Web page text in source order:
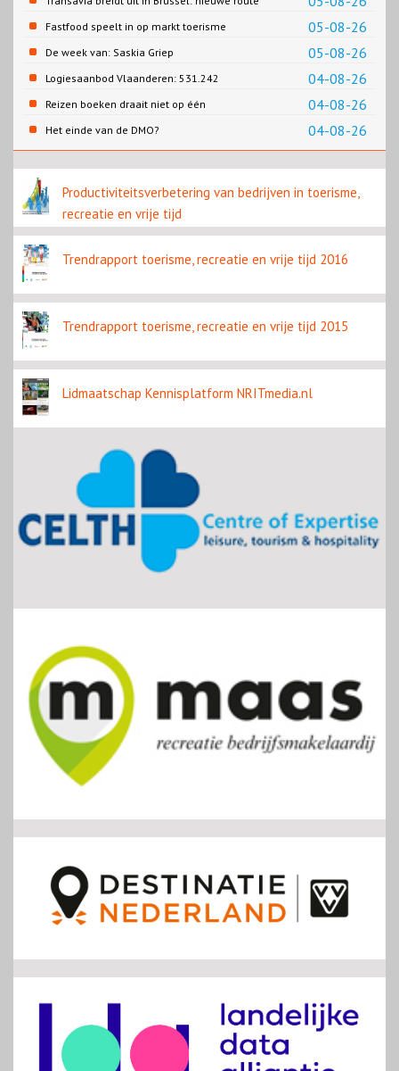
naar Porto
05-08-26
Fastfood speelt in op markt toerisme
05-08-26
De week van: Saskia Griep
04-08-26
Logiesaanbod Vlaanderen: 531.242
slaapplaatsen
04-08-26
Reizen boeken draait niet op één
contentbron
04-08-26
Het einde van de DMO?
Productiviteitsverbetering van bedrijven in toerisme,
recreatie en vrije tijd
Trendrapport toerisme, recreatie en vrije tijd 2016
Trendrapport toerisme, recreatie en vrije tijd 2015
Lidmaatschap Kennisplatform NRITmedia.nl